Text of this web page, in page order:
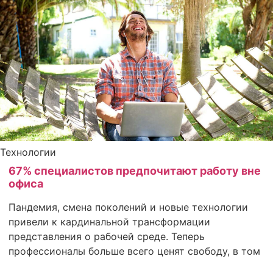
Технологии
67% специалистов предпочитают работу вне
офиса
Пандемия, смена поколений и новые технологии
привели к кардинальной трансформации
представления о рабочей среде. Теперь
профессионалы больше всего ценят свободу, в том